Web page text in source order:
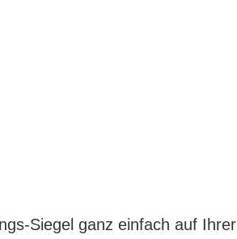
Siegel ganz einfach auf Ihrer